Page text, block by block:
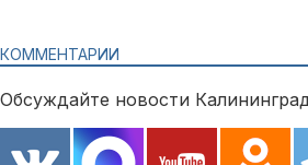
КОММЕНТАРИИ
Обсуждайте новости